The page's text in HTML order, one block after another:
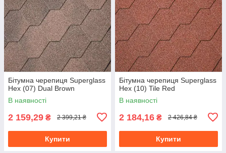
Бітумна черепиця Superglass
Hex (07) Dual Brown
В наявності
2 159,29 ₴ 2 399,21 ₴
Купити
Бітумна черепиця Superglass
Hex (10) Tile Red
В наявності
2 184,16 ₴ 2 426,84 ₴
Купити